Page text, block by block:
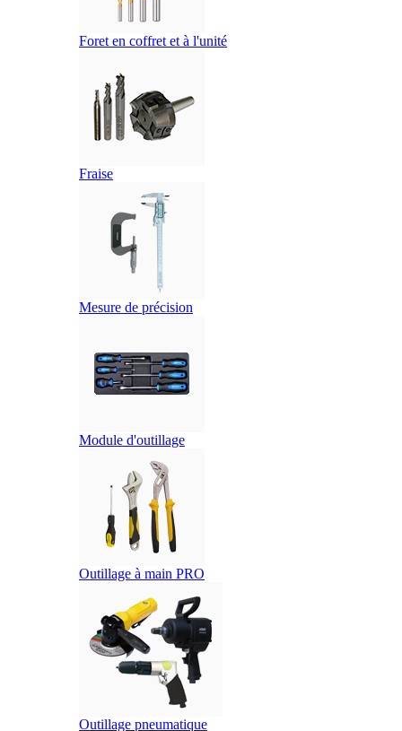
Foret en coffret et à l'unité
Fraise
Mesure de précision
Module d'outillage
Outillage à main PRO
Outillage pneumatique